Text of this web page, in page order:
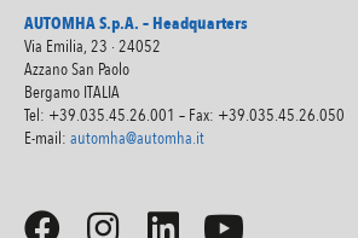
AUTOMHA S.p.A. – Headquarters
Via Emilia, 23 · 24052
Azzano San Paolo
Bergamo ITALIA
Tel: +39.035.45.26.001 – Fax: +39.035.45.26.050
E-mail: automha@automha.it